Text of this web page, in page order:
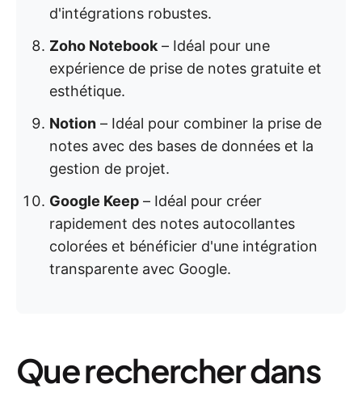
d'intégrations robustes.
Zoho Notebook – Idéal pour une
expérience de prise de notes gratuite et
esthétique.
Notion – Idéal pour combiner la prise de
notes avec des bases de données et la
gestion de projet.
Google Keep – Idéal pour créer
rapidement des notes autocollantes
colorées et bénéficier d'une intégration
transparente avec Google.
Que rechercher dans